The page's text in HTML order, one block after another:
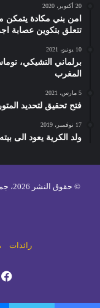
20 أكتوبر، 2020
امن بني مكادة
تتعلق بتكوين عصابة
10 يونيو، 2021
برلماني التشيكي،
المغرب
5 مارس، 2021
فتح تحقيق لتحديد المتورطين في
17 نوفمبر، 2019
ولد الكرية يعود الى
© حقوق النشر 2026، جميع الحقوق محفوظة لمجلة رائدات |
رائدات